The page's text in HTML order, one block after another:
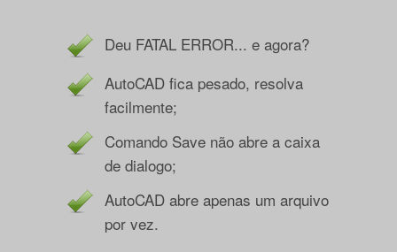
Deu FATAL ERROR... e agora?
AutoCAD fica pesado, resolva
facilmente;
Comando Save não abre a caixa
de dialogo;
AutoCAD abre apenas um arquivo
por vez.